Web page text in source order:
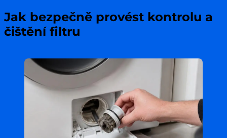
Jak bezpečně provést kontrolu a
čištění filtru